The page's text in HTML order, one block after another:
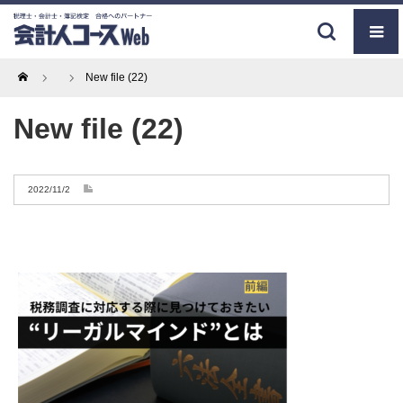
Home New file (22)
New file (22)
2022/11/2